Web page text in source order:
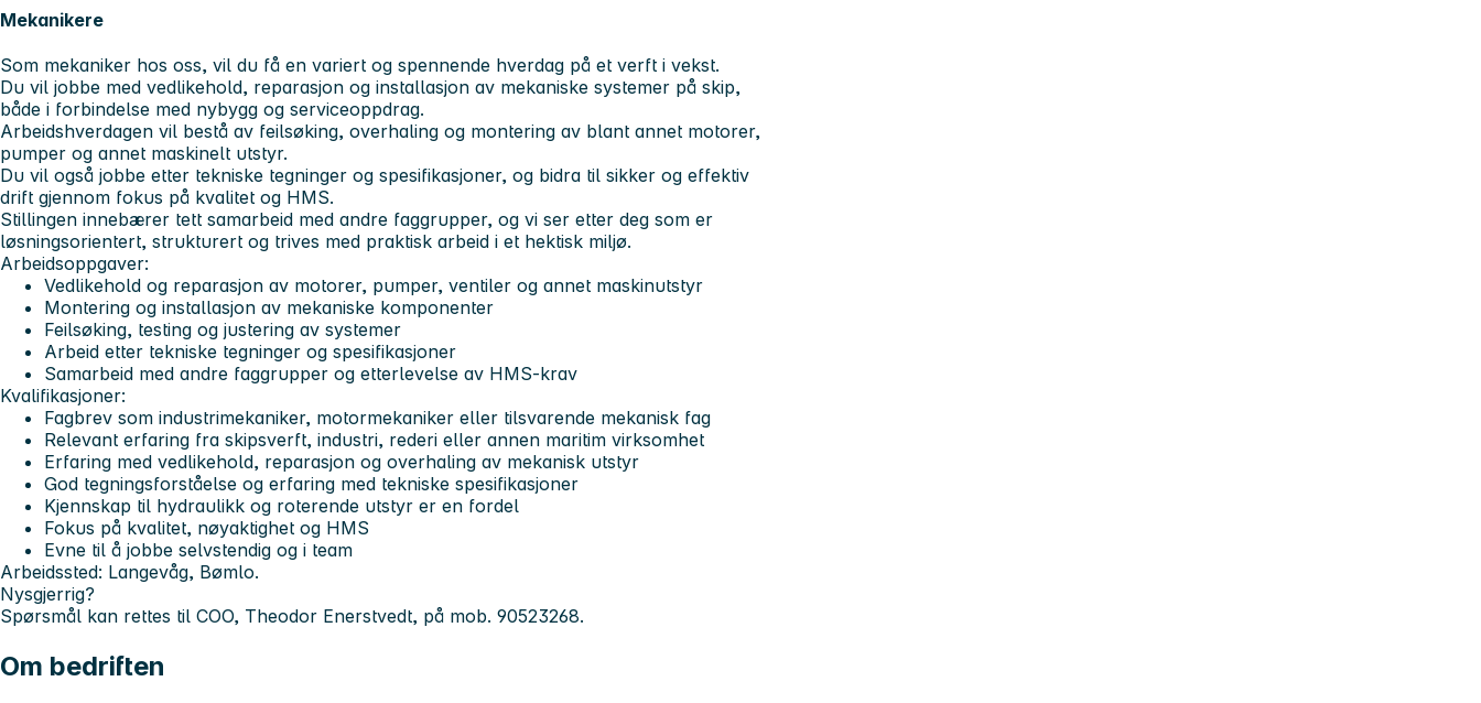
Mekanikere
Som mekaniker hos oss, vil du få en variert og spennende hverdag på et verft i vekst.
Du vil jobbe med vedlikehold, reparasjon og installasjon av mekaniske systemer på skip,
både i forbindelse med nybygg og serviceoppdrag.
Arbeidshverdagen vil bestå av feilsøking, overhaling og montering av blant annet motorer,
pumper og annet maskinelt utstyr.
Du vil også jobbe etter tekniske tegninger og spesifikasjoner, og bidra til sikker og effektiv
drift gjennom fokus på kvalitet og HMS.
Stillingen innebærer tett samarbeid med andre faggrupper, og vi ser etter deg som er
løsningsorientert, strukturert og trives med praktisk arbeid i et hektisk miljø.
Arbeidsoppgaver:
Vedlikehold og reparasjon av motorer, pumper, ventiler og annet maskinutstyr
Montering og installasjon av mekaniske komponenter
Feilsøking, testing og justering av systemer
Arbeid etter tekniske tegninger og spesifikasjoner
Samarbeid med andre faggrupper og etterlevelse av HMS-krav
Kvalifikasjoner:
Fagbrev som industrimekaniker, motormekaniker eller tilsvarende mekanisk fag
Relevant erfaring fra skipsverft, industri, rederi eller annen maritim virksomhet
Erfaring med vedlikehold, reparasjon og overhaling av mekanisk utstyr
God tegningsforståelse og erfaring med tekniske spesifikasjoner
Kjennskap til hydraulikk og roterende utstyr er en fordel
Fokus på kvalitet, nøyaktighet og HMS
Evne til å jobbe selvstendig og i team
Arbeidssted: Langevåg, Bømlo.
Nysgjerrig?
Spørsmål kan rettes til COO, Theodor Enerstvedt, på mob. 90523268.
Om bedriften